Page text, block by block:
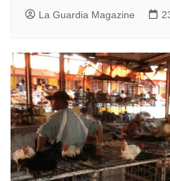
La Guardia Magazine